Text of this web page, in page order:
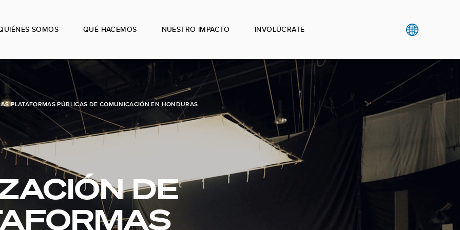
SOMOS QUÉ HACEMOS NUESTRO IMPACTO INVOLÚCRATE
PLATAFORMAS PÚBLICAS DE COMUNICACIÓN EN HONDURAS
DE